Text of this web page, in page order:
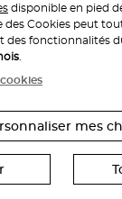
vente de
de moins
de l’acheteur est
de la vente en ligne.
PUBLIQUE, ART. L. 3342-
disponible en pied
des Cookies peut
fonctionnalités
.
mes